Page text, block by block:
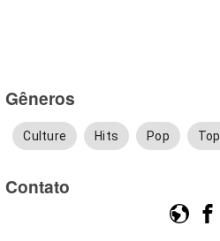
Gêneros
Culture Hits Pop
Contato